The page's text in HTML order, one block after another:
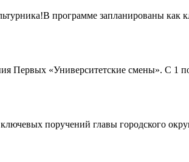
программе запланированы как
Первых «Университетские смены». С 1
поручений главы городского